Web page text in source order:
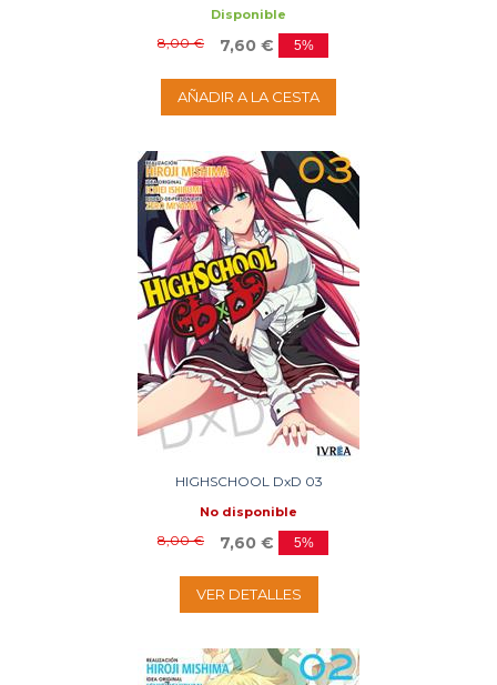
Disponible
8,00 € 7,60 € 5%
AÑADIR A LA CESTA
HIGHSCHOOL DxD 03
No disponible
8,00 € 7,60 € 5%
VER DETALLES